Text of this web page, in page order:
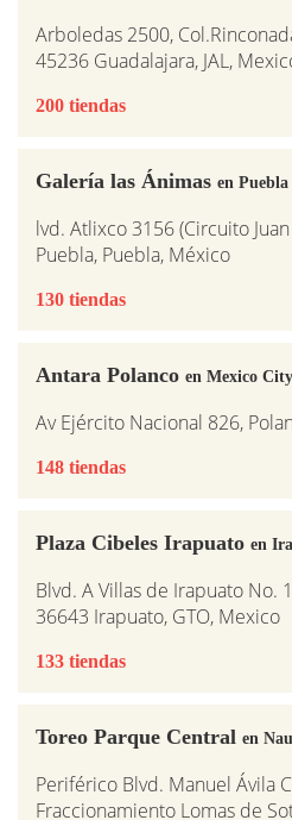
Arboledas 2500,
45236 Guadalajara, JAL,
200 tiendas
Galería las Ánimas en
lvd. Atlixco 3156 (Circuito
Puebla, Puebla, México
130 tiendas
Antara Polanco en Mexico
Av Ejército Nacional 826,
148 tiendas
Plaza Cibeles Irapuato en
Blvd. A Villas de Irapuato No.
36643 Irapuato, GTO, Mexico
133 tiendas
Toreo Parque Central en
Periférico Blvd. Manuel Ávila
Fraccionamiento Lomas de